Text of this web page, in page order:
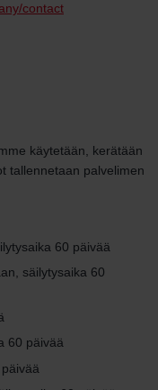
contact
käytetään, kerätään
tallennetaan palvelimen
60 päivää
säilytysaika 60
60 päivää